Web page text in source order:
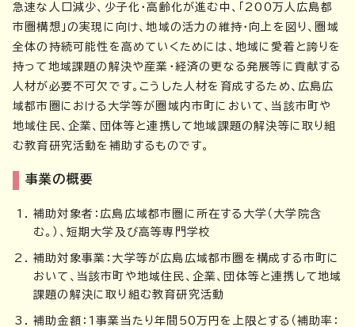
急速な人口減少、少子化・高齢化が進む中、「200万人広島都
市圏構想」の実現に向け、地域の活力の維持・向上を図り、圏域
全体の持続可能性を高めていくためには、地域に愛着と誇りを
持って地域課題の解決や産業・経済の更なる発展等に貢献する
人材が必要不可欠です。こうした人材を育成するため、広島広
域都市圏における大学等が圏域内市町において、当該市町や
地域住民、企業、団体等と連携して地域課題の解決等に取り組
む教育研究活動を補助するものです。
事業の概要
補助対象者：広島広域都市圏に所在する大学（大学院含
む。）、短期大学及び高等専門学校
補助対象事業：大学等が広島広域都市圏を構成する市町に
おいて、当該市町や地域住民、企業、団体等と連携して地域
課題の解決に取り組む教育研究活動
補助金額：1事業当たり年間50万円を上限とする（補助率：